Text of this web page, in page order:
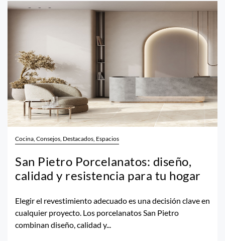
Cocina, Consejos, Destacados, Espacios
San Pietro Porcelanatos: diseño,
calidad y resistencia para tu hogar
Elegir el revestimiento adecuado es una decisión clave en
cualquier proyecto. Los porcelanatos San Pietro
combinan diseño, calidad y...